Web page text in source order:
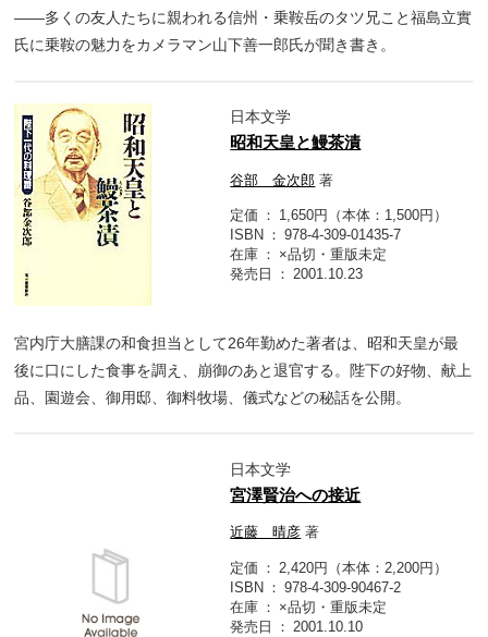
――多くの友人たちに親われる信州・乗鞍岳のタツ兄こと福島立實
氏に乗鞍の魅力をカメラマン山下善一郎氏が聞き書き。
日本文学
昭和天皇と鰻茶漬
谷部 金次郎 著
定価
1,650円（本体：1,500円）
ISBN
978-4-309-01435-7
在庫
×品切・重版未定
発売日
2001.10.23
宮内庁大膳課の和食担当として26年勤めた著者は、昭和天皇が最
後に口にした食事を調え、崩御のあと退官する。陛下の好物、献上
品、園遊会、御用邸、御料牧場、儀式などの秘話を公開。
日本文学
宮澤賢治への接近
近藤 晴彦 著
定価
2,420円（本体：2,200円）
ISBN
978-4-309-90467-2
在庫
×品切・重版未定
発売日
2001.10.10